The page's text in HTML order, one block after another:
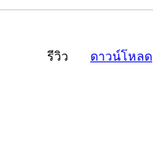
รีวิว ดาวน์โหลด